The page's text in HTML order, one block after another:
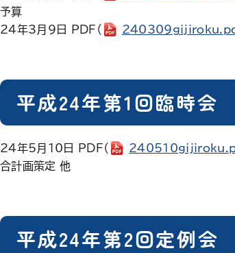
予算
24年3月9日 PDF（
平成24年第1回臨時会
24年5月10日 PDF（
合計画策定 他
平成24年第2回定例会